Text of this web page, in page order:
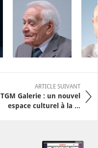
ARTICLE SUIVANT
TGM Galerie : un nouvel
espace culturel à la ...